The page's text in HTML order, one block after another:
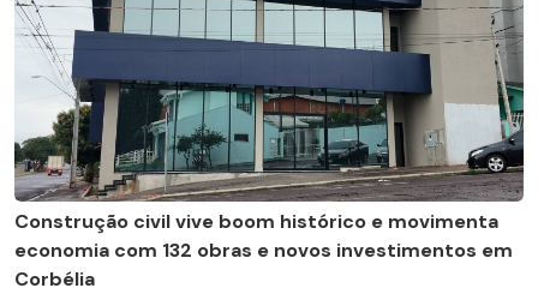
Construção civil vive boom histórico e movimenta
economia com 132 obras e novos investimentos em
Corbélia